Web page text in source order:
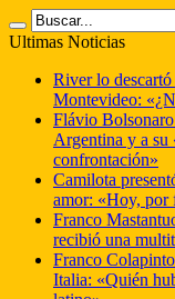
Ultimas Noticias
River lo
Montevideo:
Flávio
Argentina y a su
confrontación»
Camilota
amor: «Hoy, por
Franco
recibió una
Franco
Italia: «Quién